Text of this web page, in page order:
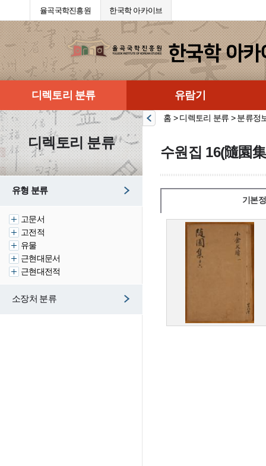
율곡국학진흥원 한국학 아카이브
디렉토리 분류 유람기
디렉토리 분류
유형 분류
고문서
고전적
유물
근현대문서
근현대전적
소장처 분류
홈 > 디렉토리 분류 > 분류정
수원집 16(隨園
기본